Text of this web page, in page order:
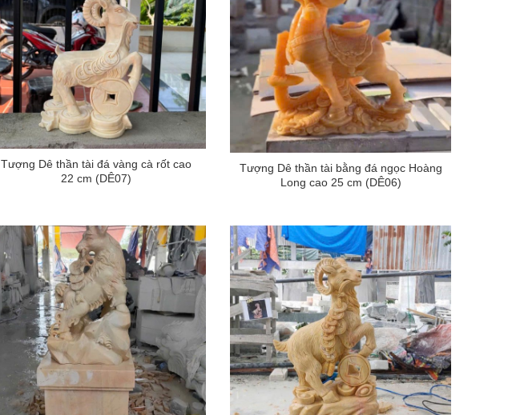
Tượng Dê thần tài đá vàng cà rốt cao
22 cm (DÊ07)
Tượng Dê thần tài bằng đá ngọc Hoàng
Long cao 25 cm (DÊ06)